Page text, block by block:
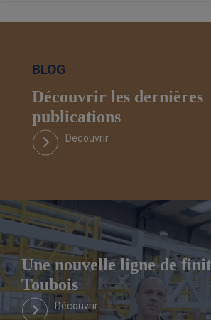
BLOG
Découvrir les dernières
publications
Découvrir
Une nouvelle ligne de
Toubois
Découvrir